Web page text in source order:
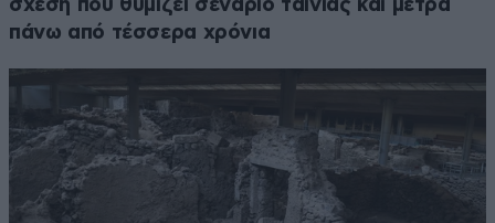
σχέση που θυμίζει σενάριο ταινίας και μετρά
πάνω από τέσσερα χρόνια